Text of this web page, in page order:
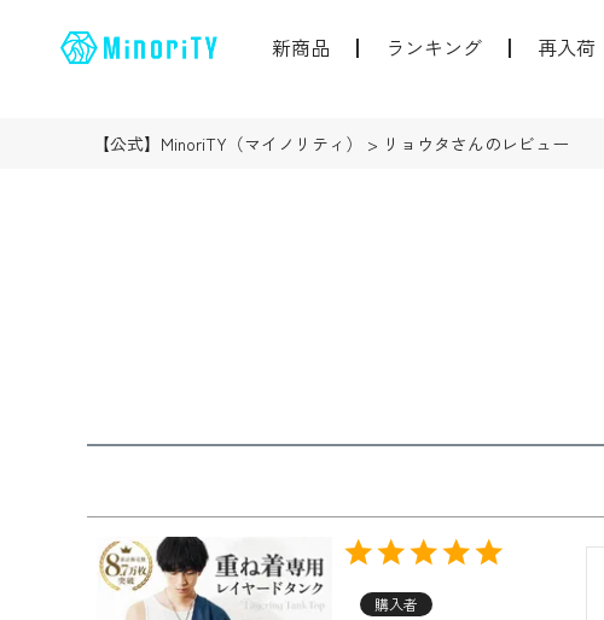
新商品 ランキング 再入荷
【公式】MinoriTY（マイノリティ） リョウタさんのレビュー
購入者